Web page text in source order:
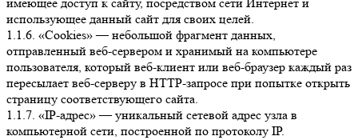
использующее данный сайт для своих целей.
1.1.6. «Cookies» — небольшой фрагмент данных,
отправленный веб-сервером и хранимый на компьютере
пользователя, который веб-клиент или веб-браузер каждый раз
пересылает веб-серверу в HTTP-запросе при попытке открыть
страницу соответствующего сайта.
1.1.7. «IP-адрес» — уникальный сетевой адрес узла в
компьютерной сети, построенной по протоколу IP.